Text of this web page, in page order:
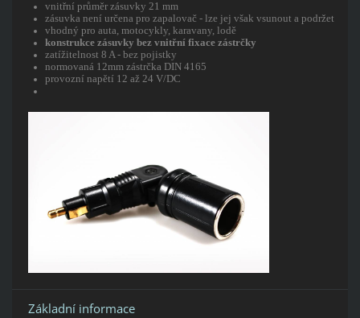
vnitřní průměr zásuvky 21 mm
zásuvka není určena pro zapalovač - lze jej však vsunout a podržet
vhodný pro auta, motocykly, karavany, lodě
konstrukce zásuvky bez vnitřní fixace zástrčky
zatížitelnost 8 A - bez pojistky
normovaná 12mm zástrčka DIN 4165
provozní napětí 12 až 24 V/DC
Základní informace